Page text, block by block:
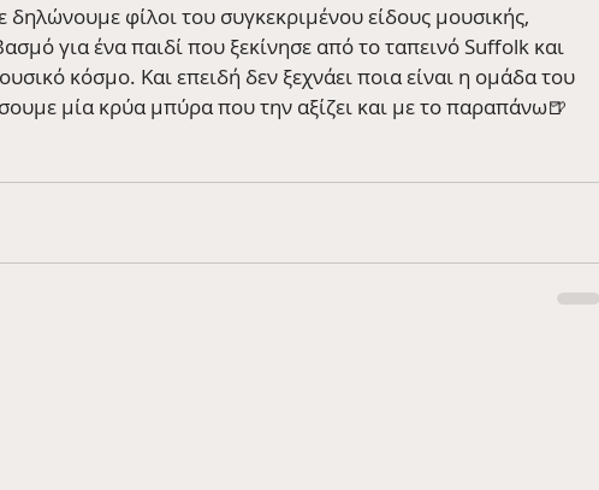
φίλοι του συγκεκριμένου είδους μουσικής,
για ένα παιδί που ξεκίνησε από το ταπεινό Suffolk και
κόσμο. Και επειδή δεν ξεχνάει ποια είναι η ομάδα του
μία κρύα μπύρα που την αξίζει και με το παραπάνω🍺